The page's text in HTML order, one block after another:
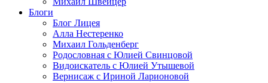
Блоги
Блог Лицея
Алла Нестеренко
Михаил Гольденберг
Родословная с Юлией Свинцовой
Видоискатель с Юлией Утышевой
Вернисаж с Ириной Ларионовой